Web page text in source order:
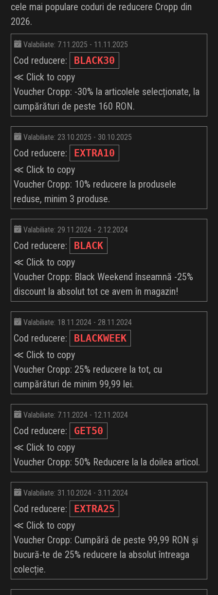
cele mai populare coduri de reducere Cropp din
2026.
Valabiliate: 7.11.2025 - 11.11.2025
Cod reducere:
BLACK30
≪ Click to copy
Voucher Cropp: -30% la articolele selecționate, la
cumpărături de peste 160 RON.
Valabiliate: 23.10.2025 - 30.10.2025
Cod reducere:
EXTRA10
≪ Click to copy
Voucher Cropp: 10% reducere la produsele
reduse, minim 3 produse.
Valabiliate: 29.11.2024 - 2.12.2024
Cod reducere:
BLACK
≪ Click to copy
Voucher Cropp: Black Weekend înseamnă -25%
discount la absolut tot ce avem în magazin!
Valabiliate: 18.11.2024 - 28.11.2024
Cod reducere:
BLACKWEEK
≪ Click to copy
Voucher Cropp: 25% reducere la tot, cu
cumpărături de minim 99,99 lei.
Valabiliate: 7.11.2024 - 12.11.2024
Cod reducere:
GET50
≪ Click to copy
Voucher Cropp: 50% Reducere la la doilea articol.
Valabiliate: 31.10.2024 - 3.11.2024
Cod reducere:
EXTRA25
≪ Click to copy
Voucher Cropp: Cumpără de peste 99,99 RON și
bucură-te de 25% reducere la absolut întreaga
colecție.